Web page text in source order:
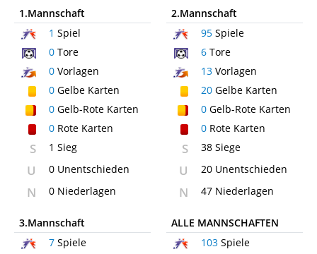
1.Mannschaft
1 Spiel
0 Tore
0 Vorlagen
0 Gelbe Karten
0 Gelb-Rote Karten
0 Rote Karten
S 1 Sieg
U 0 Unentschieden
N 0 Niederlagen
2.Mannschaft
95Spiele
6Tore
13Vorlagen
20Gelbe Karten
0Gelb-Rote Karten
0Rote Karten
S 38 Siege
U 20 Unentschieden
N 47 Niederlagen
3.Mannschaft
7 Spiele
ALLE MANNSCHAFTEN
103Spiele